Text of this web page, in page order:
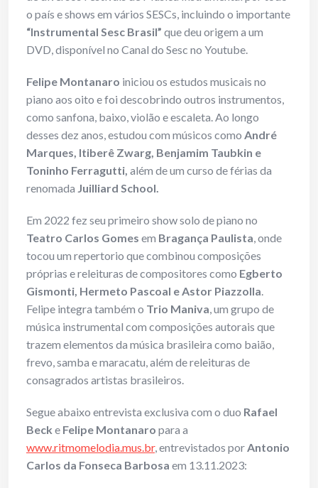
o país e shows em vários SESCs, incluindo o importante
“Instrumental Sesc Brasil” que deu origem a um
DVD, disponível no Canal do Sesc no Youtube.
Felipe Montanaro iniciou os estudos musicais no
piano aos oito e foi descobrindo outros instrumentos,
como sanfona, baixo, violão e escaleta. Ao longo
desses dez anos, estudou com músicos como André
Marques, Itiberê Zwarg, Benjamim Taubkin e
Toninho Ferragutti, além de um curso de férias da
renomada Juilliard School.
Em 2022 fez seu primeiro show solo de piano no
Teatro Carlos Gomes em Bragança Paulista, onde
tocou um repertorio que combinou composições
próprias e releituras de compositores como Egberto
Gismonti, Hermeto Pascoal e Astor Piazzolla.
Felipe integra também o Trio Maniva, um grupo de
música instrumental com composições autorais que
trazem elementos da música brasileira como baião,
frevo, samba e maracatu, além de releituras de
consagrados artistas brasileiros.
Segue abaixo entrevista exclusiva com o duo Rafael
Beck e Felipe Montanaro para a
www.ritmomelodia.mus.br, entrevistados porAntonio
Carlos da Fonseca Barbosa em 13.11.2023: